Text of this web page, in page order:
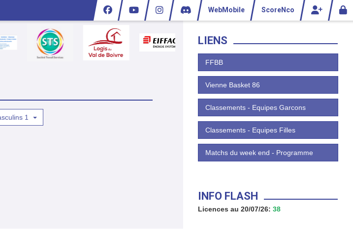
WebMobile ScoreNco
1
LIENS
FFBB
Vienne Basket 86
Classements - Equipes Garcons
Classements - Equipes Filles
Matchs du week end - Programme
INFO FLASH
Licences au 20/07/26: 38